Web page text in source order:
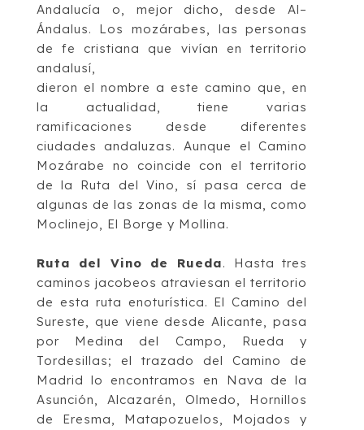
Andalucía o, mejor dicho, desde Al–
Ándalus. Los mozárabes, las personas
de fe cristiana que vivían en territorio
andalusí,
dieron el nombre a este camino que, en
la actualidad, tiene varias
ramificaciones desde diferentes
ciudades andaluzas. Aunque el Camino
Mozárabe no coincide con el territorio
de la Ruta del Vino, sí pasa cerca de
algunas de las zonas de la misma, como
Moclinejo, El Borge y Mollina.
Ruta del Vino de Rueda. Hasta tres
caminos jacobeos atraviesan el territorio
de esta ruta enoturística. ElCamino del
Sureste , que viene desde Alicante, pasa
por Medina del Campo, Rueda y
Tordesillas; el trazado delCamino de
Madrid lo encontramos en Nava de la
Asunción, Alcazarén, Olmedo, Hornillos
de Eresma, Matapozuelos, Mojados y